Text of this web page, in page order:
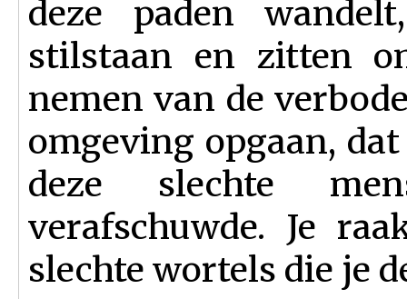
deze paden
stilstaan en zitten
nemen van de
omgeving opgaan,
deze slechte
verafschuwde. Je
slechte wortels die je